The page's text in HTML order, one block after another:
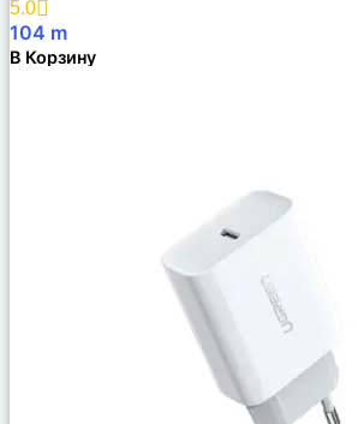
5.0
104 m
В Корзину